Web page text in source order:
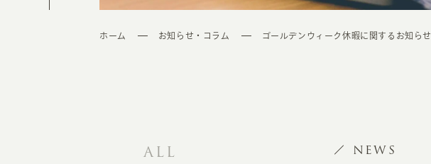
ホーム お知らせ・コラム ゴールデンウィーク休暇に関するお知らせ
ALL NEWS